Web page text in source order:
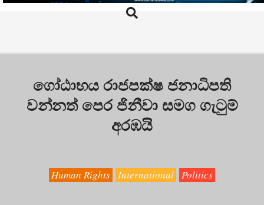
Search
ගෝඨාභය රාජපක්ෂ ජනාධිපති
වන්නත් පෙර ජිනීවා සමග ගැටුම්
අරඹයි
Human Rights International Politics